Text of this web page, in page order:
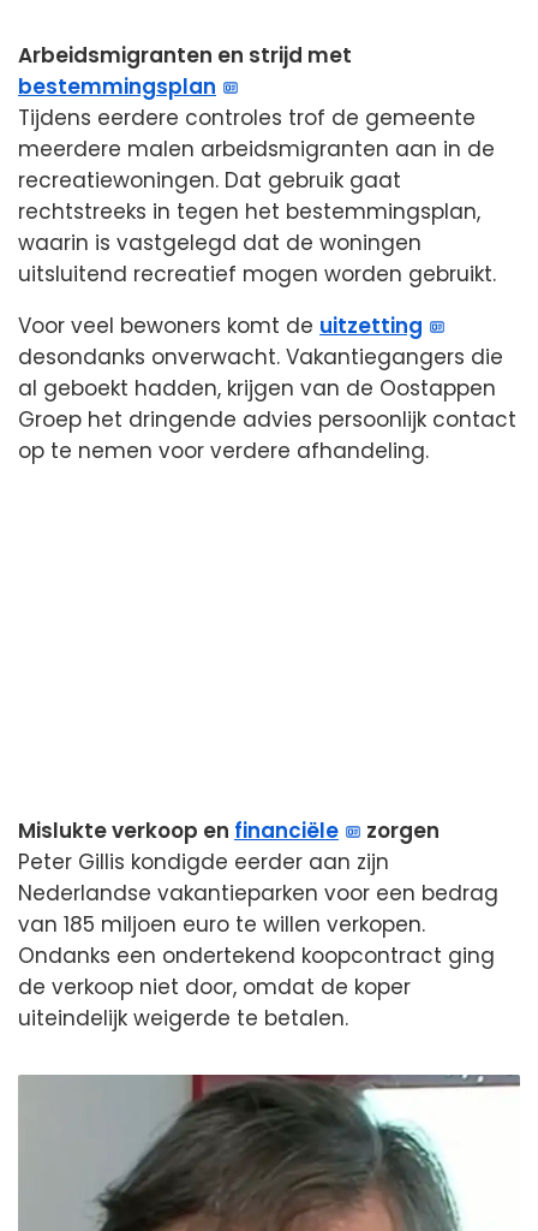
Arbeidsmigranten en strijd met
bestemmingsplan
Tijdens eerdere controles trof de gemeente
meerdere malen arbeidsmigranten aan in de
recreatiewoningen. Dat gebruik gaat
rechtstreeks in tegen het bestemmingsplan,
waarin is vastgelegd dat de woningen
uitsluitend recreatief mogen worden gebruikt.
Voor veel bewoners komt de uitzetting
desondanks onverwacht. Vakantiegangers die
al geboekt hadden, krijgen van de Oostappen
Groep het dringende advies persoonlijk contact
op te nemen voor verdere afhandeling.
Mislukte verkoop en financiële
zorgen
Peter Gillis kondigde eerder aan zijn
Nederlandse vakantieparken voor een bedrag
van 185 miljoen euro te willen verkopen.
Ondanks een ondertekend koopcontract ging
de verkoop niet door, omdat de koper
uiteindelijk weigerde te betalen.